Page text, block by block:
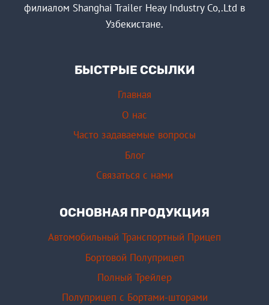
филиалом Shanghai Trailer Heay Industry Co,.Ltd в
Узбекистане.
БЫСТРЫЕ ССЫЛКИ
Главная
О нас
Часто задаваемые вопросы
Блог
Связаться с нами
ОСНОВНАЯ ПРОДУКЦИЯ
Автомобильный Транспортный Прицеп
Бортовой Полуприцеп
Полный Трейлер
Полуприцеп с Бортами-шторами